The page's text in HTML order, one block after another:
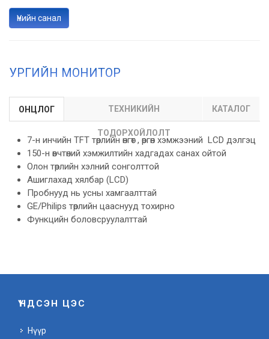
Үнийн санал
УРГИЙН МОНИТОР
ОНЦЛОГ ТЕХНИКИЙН
ТОДОРХОЙЛОЛТ
КАТАЛОГ
7-н инчийн TFT төрлийн өнгөт , өргөн хэмжээний LCD дэлгэц
150-н өвчтөний хэмжилтийн хадгадах санах ойтой
Олон төрлийн хэлний сонголттой
Ашиглахад хялбар (LCD)
Пробнууд нь усны хамгаалттай
GE/Philips төрлийн цааснууд тохирно
Функцийн боловсруулалттай
ҮНДСЭН ЦЭС
Нүүр